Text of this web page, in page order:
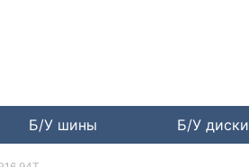
Б/У шины Б/У диски